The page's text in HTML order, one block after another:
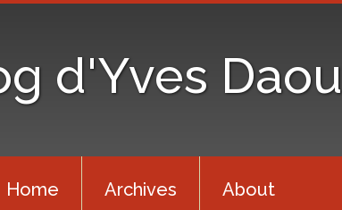
d'Yves
Home Archives About